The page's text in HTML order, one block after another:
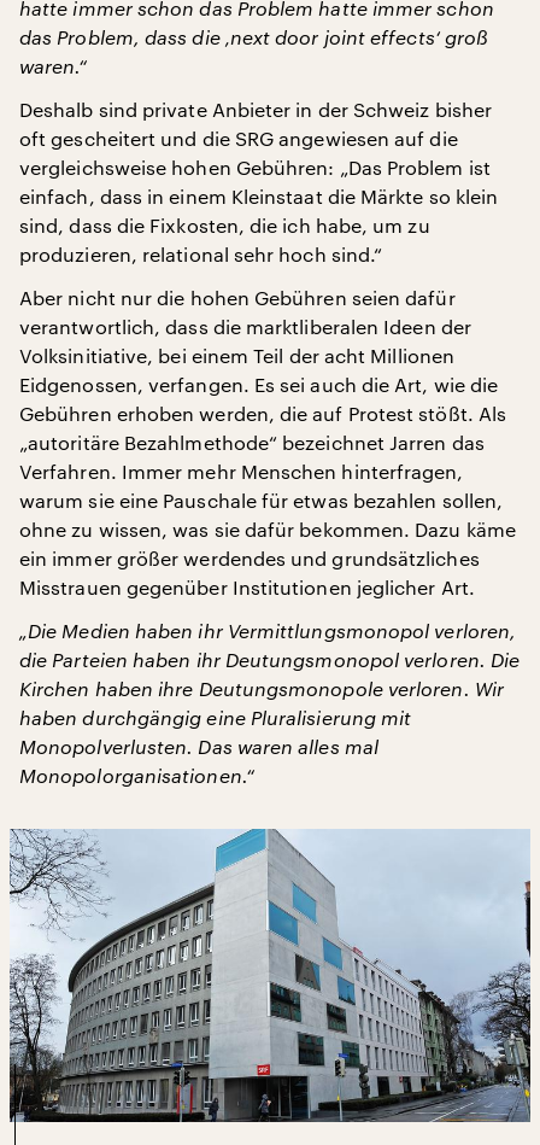
hatte immer schon das Problem hatte immer schon
das Problem, dass die ‚next door joint effects‘ groß
waren.“
Deshalb sind private Anbieter in der Schweiz bisher
oft gescheitert und die SRG angewiesen auf die
vergleichsweise hohen Gebühren: „Das Problem ist
einfach, dass in einem Kleinstaat die Märkte so klein
sind, dass die Fixkosten, die ich habe, um zu
produzieren, relational sehr hoch sind.“
Aber nicht nur die hohen Gebühren seien dafür
verantwortlich, dass die marktliberalen Ideen der
Volksinitiative, bei einem Teil der acht Millionen
Eidgenossen, verfangen. Es sei auch die Art, wie die
Gebühren erhoben werden, die auf Protest stößt. Als
„autoritäre Bezahlmethode“ bezeichnet Jarren das
Verfahren. Immer mehr Menschen hinterfragen,
warum sie eine Pauschale für etwas bezahlen sollen,
ohne zu wissen, was sie dafür bekommen. Dazu käme
ein immer größer werdendes und grundsätzliches
Misstrauen gegenüber Institutionen jeglicher Art.
„Die Medien haben ihr Vermittlungsmonopol verloren,
die Parteien haben ihr Deutungsmonopol verloren. Die
Kirchen haben ihre Deutungsmonopole verloren. Wir
haben durchgängig eine Pluralisierung mit
Monopolverlusten. Das waren alles mal
Monopolorganisationen.“